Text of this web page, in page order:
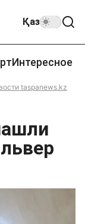
Қаз
Интересное
taspanews.kz